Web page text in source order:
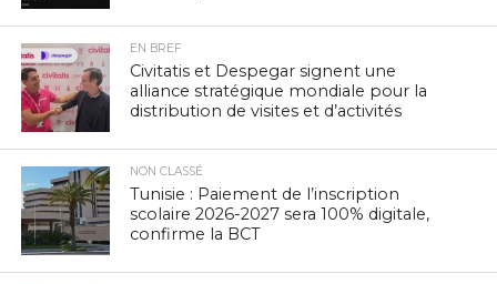
EN BREF
Civitatis et Despegar signent une
alliance stratégique mondiale pour la
distribution de visites et d’activités
NON CLASSÉ
Tunisie : Paiement de l’inscription
scolaire 2026-2027 sera 100% digitale,
confirme la BCT